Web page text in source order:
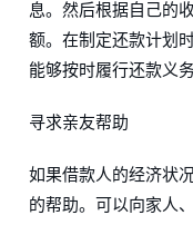
息。然后根据自己的
额。在制定还款计划
能够按时履行还款义务
寻求亲友帮助
如果借款人的经济状
的帮助。可以向家人